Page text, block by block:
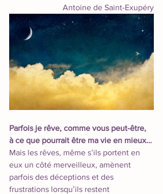
Antoine de Saint-Exupéry
Parfois je rêve, comme vous peut-être,
à ce que pourrait être ma vie en mieux…
Mais les rêves, même s’ils portent en
eux un côté merveilleux, amènent
parfois des déceptions et des
frustrations lorsqu’ils restent